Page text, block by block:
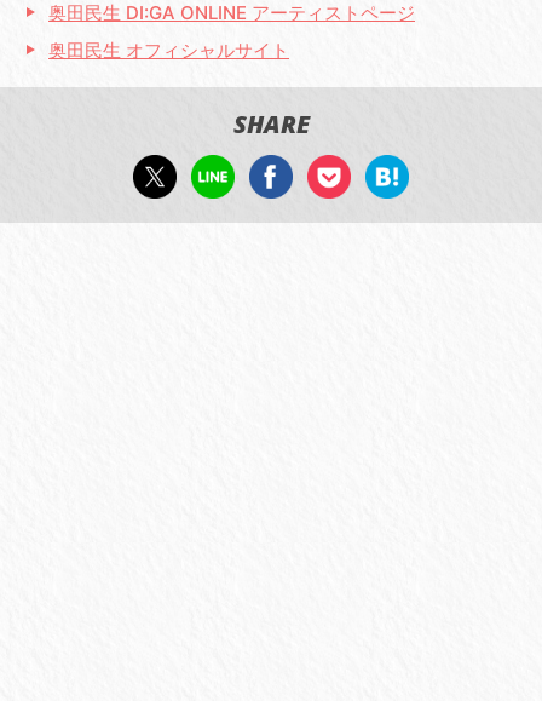
奥田民生 DI:GA ONLINE アーティストページ
奥田民生 オフィシャルサイト
SHARE